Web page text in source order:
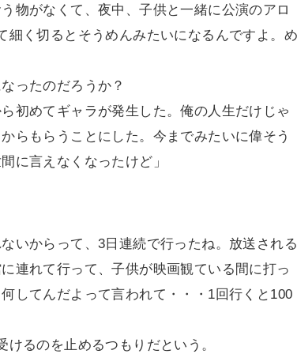
物がなくて、夜中、子供と一緒に公演のアロ
細く切るとそうめんみたいになるんですよ。め
ったのだろうか？
初めてギャラが発生した。俺の人生だけじゃ
らもらうことにした。今までみたいに偉そう
に言えなくなったけど」
いからって、3日連続で行ったね。放送され
連れて行って、子供が映画観ている間に打っ
してんだよって言われて・・・1回行くと100
るのを止めるつもりだという。